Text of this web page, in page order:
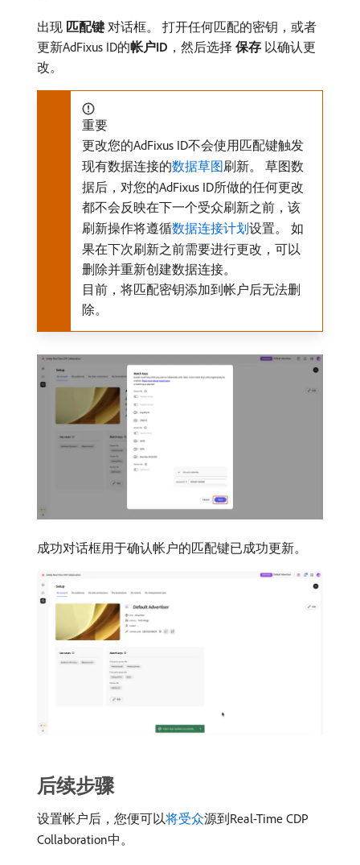
出现​ 匹配键 ​对话框。 打开任何匹配的密钥，或者
更新AdFixus ID的​帐户ID ，然后选择​ 保存 ​以确认更
改。
重要
更改您的AdFixus ID不会使用匹配键触发
现有数据连接的数据草图刷新。 草图数
据后，对您的AdFixus ID所做的任何更改
都不会反映在下一个受众刷新之前，该
刷新操作将遵循数据连接计划设置。 如
果在下次刷新之前需要进行更改，可以
删除并重新创建数据连接。
目前，将匹配密钥添加到帐户后无法删
除。
成功对话框用于确认帐户的匹配键已成功更新。
后续步骤
设置帐户后，您便可以将受众源到Real-Time CDP
Collaboration中。